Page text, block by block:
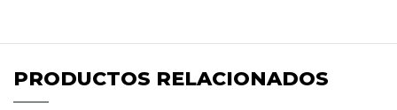
PRODUCTOS RELACIONADOS